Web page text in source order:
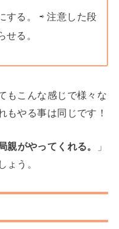
する。 ⇨ 注意した段
せる。
もこんな感じで様々な
もやる事は同じです！
親がやってくれる。
」
ょう。